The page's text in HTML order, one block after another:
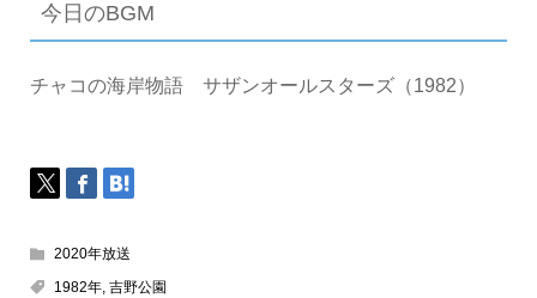
今日のBGM
チャコの海岸物語 サザンオールスターズ（1982）
2020年放送
1982年, 吉野公園